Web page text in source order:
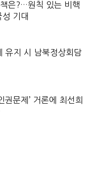
은?…원칙 있는 비핵
기대
유지 시 남북정상회담
권문제’ 거론에 최선희